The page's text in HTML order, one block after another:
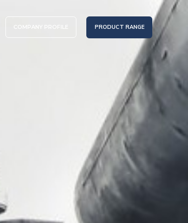
COMPANY PROFILE PRODUCT RANGE